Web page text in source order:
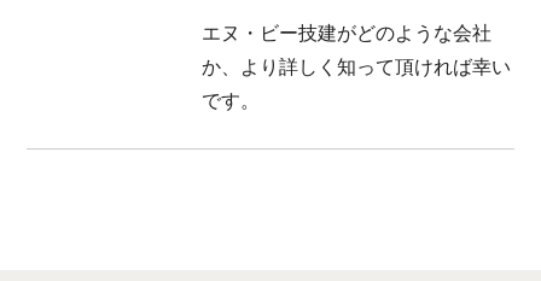
エヌ・ビー技建がどのような会社
か、より詳しく知って頂ければ幸い
です。